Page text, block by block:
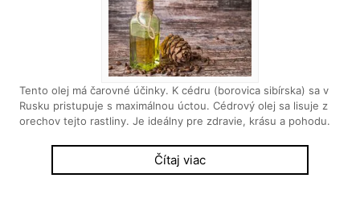
Tento olej má čarovné účinky. K cédru (borovica sibírska) sa v
Rusku pristupuje s maximálnou úctou. Cédrový olej sa lisuje z
orechov tejto rastliny. Je ideálny pre zdravie, krásu a pohodu.
Čítaj viac